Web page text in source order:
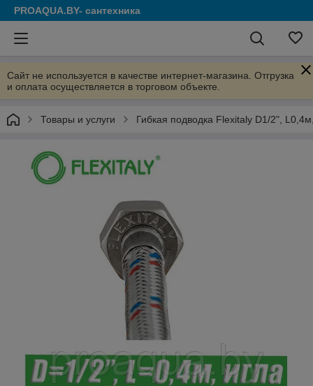
PROAQUA.BY- сантехника
Сайт не используется в качестве интернет-магазина. Отгрузка
и оплата осуществляется в торговом объекте.
Товары и услуги Гибкая подводка Flexitaly D1/2",